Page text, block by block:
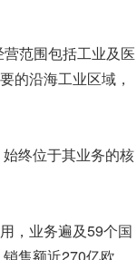
范围包括工业及医
的沿海工业区域，
终位于其业务的核
，业务遍及59个国